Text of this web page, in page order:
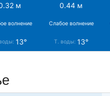
м 0.44 м
волнение Слабое волнение
13° Т. воды: 13°